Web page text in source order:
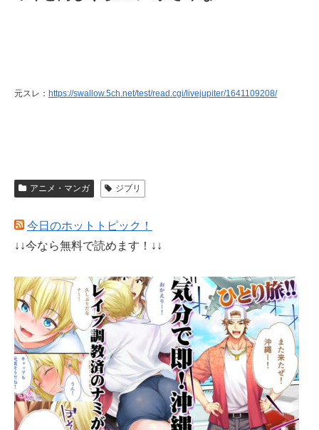
元スレ： https://swallow.5ch.net/test/read.cgi/livejupiter/1641109208/
アニメ・マンガ ジブリ
今日のホットトピック！
↓↓今なら無料で読めます！↓↓